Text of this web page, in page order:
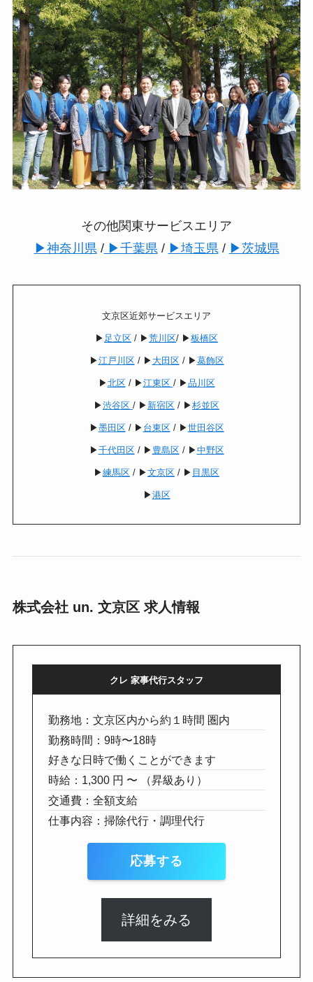
その他関東サービスエリア
▶︎神奈川県 /▶︎千葉県 / ▶︎埼玉県 / ▶︎茨城県
文京区近郊サービスエリア
▶︎ 足立区 / ▶︎荒川区/ ▶︎板橋区
▶︎江戸川区/ ▶︎ 大田区/ ▶︎葛飾区
▶︎北区/ ▶︎江東区 / ▶︎品川区
▶︎渋谷区 / ▶︎ 新宿区 / ▶︎杉並区
▶︎墨田区/ ▶︎ 台東区/ ▶︎世田谷区
▶︎千代田区/ ▶︎ 豊島区/ ▶︎中野区
▶︎練馬区 / ▶︎文京区 / ▶︎ 目黒区
▶︎港区
株式会社 un. 文京区 求人情報
クレ 家事代行スタッフ
勤務地：文京区内から約１時間 圏内
勤務時間：9時〜18時
好きな日時で働くことができます
時給：1,300 円 〜 （昇級あり）
交通費：全額支給
仕事内容：掃除代行・調理代行
応募する
詳細をみる